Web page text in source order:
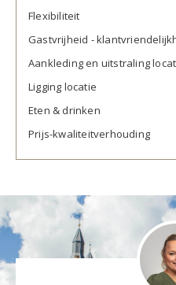
Flexibiliteit
Gastvrijheid -
Aankleding en uitstraling
Ligging locatie
Eten & drinken
Prijs-kwaliteitverhouding